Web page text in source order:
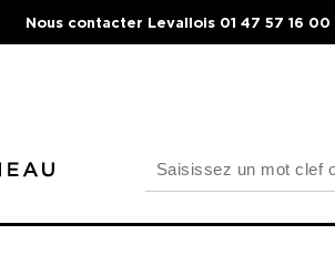
Nous contacter Levallois 01 47 57 16 00